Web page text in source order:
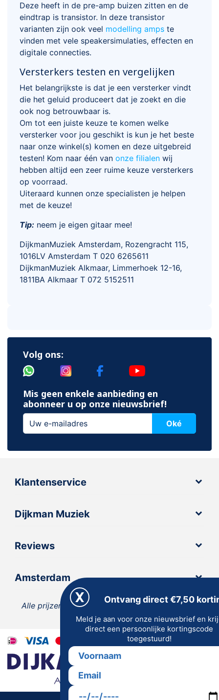
Deze heeft in de pre-amp buizen zitten en de
eindtrap is transistor. In deze transistor
varianten zijn ook veel modelling amps te
vinden met vele speakersimulaties, effecten en
digitale connecties.
Versterkers testen en vergelijken
Het belangrijkste is dat je een versterker vindt
die het geluid produceert dat je zoekt en die
ook nog betrouwbaar is.
Om tot een juiste keuze te komen welke
versterker voor jou geschikt is kun je het beste
naar onze winkel(s) komen en deze uitgebreid
testen! Kom naar één van onze filialen wij
hebben altijd een zeer ruime keuze versterkers
op voorraad.
Uiteraard kunnen onze specialisten je helpen
met de keuze!
Tip: neem je eigen gitaar mee!
DijkmanMuziek Amsterdam, Rozengracht 115,
1016LV Amsterdam T 020 6265611
DijkmanMuziek Alkmaar, Limmerhoek 12-16,
1811BA Alkmaar T 072 5152511
Volg ons:
Mis geen enkele aanbieding en
abonneer u op onze nieuwsbrief!
Oké
Klantenservice
Dijkman Muziek
Reviews
Amsterdam
Alle prijzen zijn inclusief 21% BTW, tenzij anders
vermeld.
Ontvang direct €7,50
Meld je aan voor onze nieuwsbrief en
direct een persoonlijke kortingscode
toegestuurd!